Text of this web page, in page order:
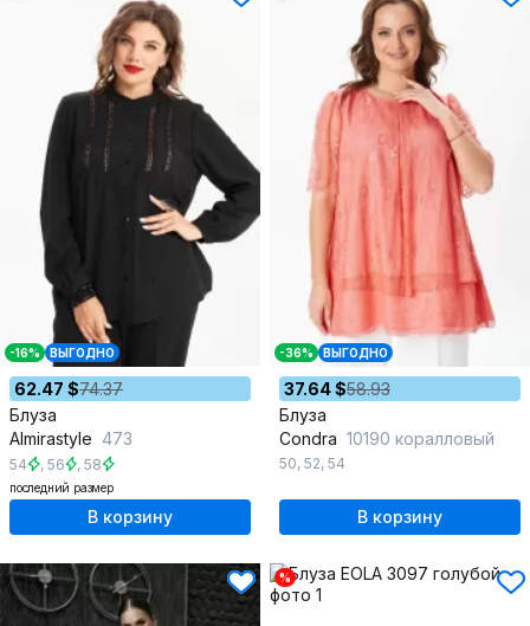
-16% ВЫГОДНО
62.47 $74.37
Блуза
Almirastyle 473
54 , 56 , 58
последний размер
В корзину
-36% ВЫГОДНО
37.64 $58.93
Блуза
Condra 10190 коралловый
50, 52, 54
В корзину
%